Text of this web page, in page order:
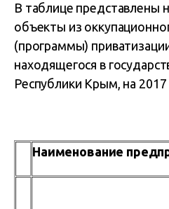
В таблице представлены
объекты из
(программы)
находящегося в
Республики Крым, на 2017
Наименование